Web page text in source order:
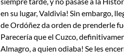
en su lugar, Valdivia! Sin embargo,
de Ordóñez da orden de prenderle
Parecería que el Cuzco,
Almagro, a quien odiaba! Se les